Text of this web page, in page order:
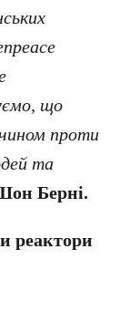
що
проти
та
Берні.
реактори